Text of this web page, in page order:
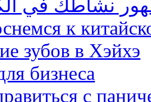
نشاطك في
к
зубов в Хэйхэ
бизнеса
с